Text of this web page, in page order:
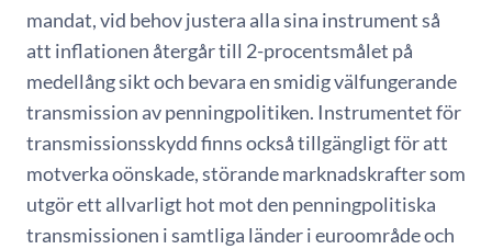
mandat, vid behov justera alla sina instrument så
att inflationen återgår till 2-procentsmålet på
medellång sikt och bevara en smidig välfungerande
transmission av penningpolitiken. Instrumentet för
transmissionsskydd finns också tillgängligt för att
motverka oönskade, störande marknadskrafter som
utgör ett allvarligt hot mot den penningpolitiska
transmissionen i samtliga länder i euroområde och